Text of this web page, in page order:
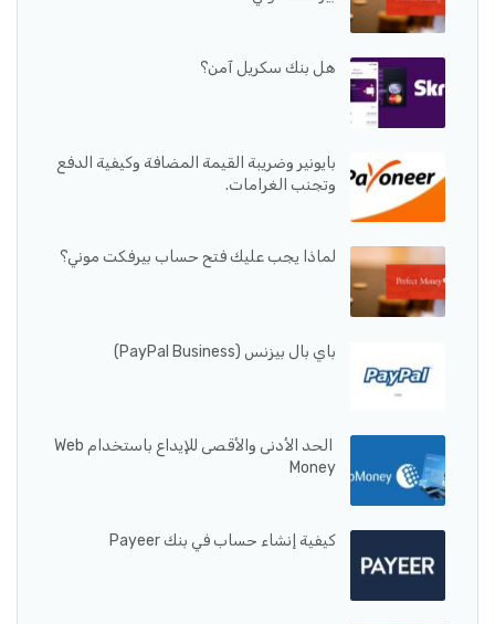
هل بنك سكريل آمن؟
بايونير وضريبة القيمة المضافة وكيفية الدفع
وتجنب الغرامات.
لماذا يجب عليك فتح حساب بيرفكت موني؟
باي بال بيزنس (PayPal Business)
الحد الأدنى والأقصى للإيداع باستخدام Web
Money
كيفية إنشاء حساب في بنك Payeer